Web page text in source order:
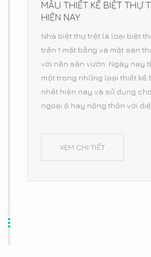
MẪU THIẾT KẾ BIỆT THỰ
HIỆN NAY
Nhà biệt thự trệt là loại biệt
trên 1 mặt bằng và mặt sàn
với nền sân vườn. Ngày nay
một trong những loại thiết
nhất hiện nay và sử dụng
ngoại ô hay nông thôn với
XEM CHI TIẾT